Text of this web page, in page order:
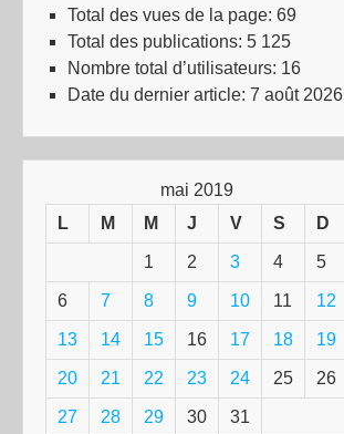
Total des vues de la page: 69
Total des publications: 5 125
Nombre total d’utilisateurs: 16
Date du dernier article: 7 août 2026
mai 2019
L
M M J V S D
1 2 3 4 5
6 7 8 9 10 11 12
13 14 15 16 17 18 19
20 21 22 23 24 25 26
27 28 29 30 31